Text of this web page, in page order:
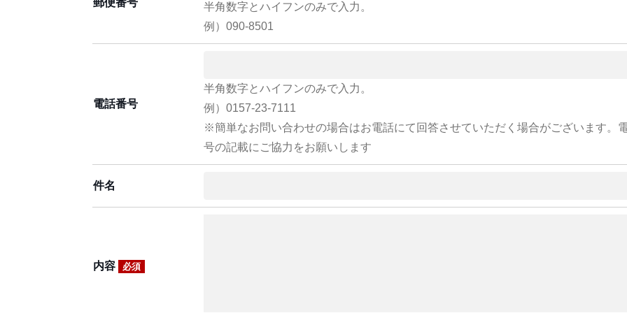
郵便番号
半角数字とハイフンのみで入力。
例）090-8501
電話番号
半角数字とハイフンのみで入力。
例）0157-23-7111
※簡単なお問い合わせの場合はお電話にて回答させていただく場合がございます。
号の記載にご協力をお願いします
件名
内容 必須